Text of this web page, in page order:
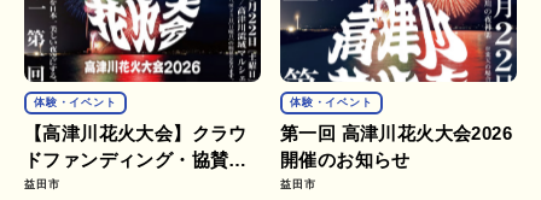
体験・イベント
【高津川花火大会】クラウ
ドファンディング・協賛・
ボランティア募集のお知ら
益田市
体験・イベント
第一回 高津川花火大会2026
開催のお知らせ
益田市